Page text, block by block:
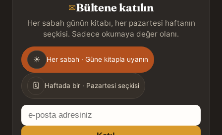
✉Bültene katılın
Her sabah günün kitabı, her pazartesi haftanın
seçkisi. Sadece okumaya değer olanı.
Gönderim
sıklığı
☀ Her sabah · Güne kitapla uyanın
🗓 Haftada bir · Pazartesi seçkisi
E-
posta